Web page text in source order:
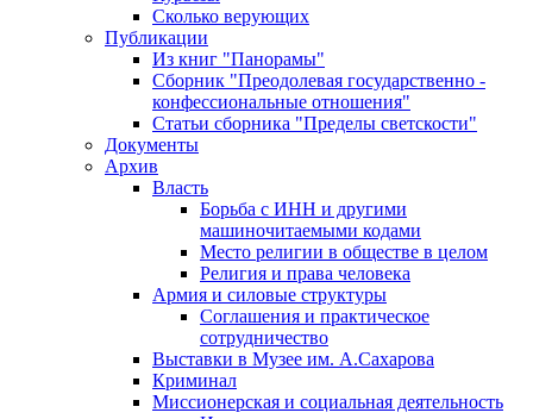
Сколько верующих
Публикации
Из книг "Панорамы"
Сборник "Преодолевая государственно -
конфессиональные отношения"
Статьи сборника "Пределы светскости"
Документы
Архив
Власть
Борьба с ИНН и другими
машиночитаемыми кодами
Место религии в обществе в целом
Религия и права человека
Армия и силовые структуры
Соглашения и практическое
сотрудничество
Выставки в Музее им. А.Сахарова
Криминал
Миссионерская и социальная деятельность